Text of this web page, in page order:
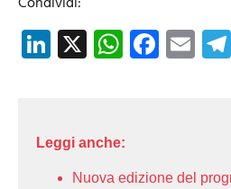
LinkedIn
X
Leggi anche:
Nuova edizione del